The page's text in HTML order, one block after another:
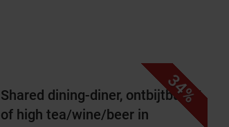
34%
Shared dining-diner, ontbijtbuffet
of high tea/wine/beer in